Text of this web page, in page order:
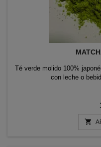
Té verde molido 100%
con leche o
